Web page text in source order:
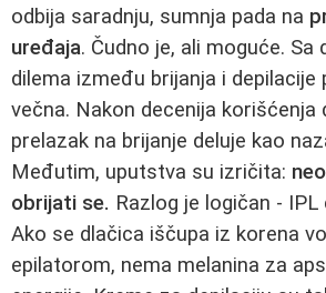
odbija saradnju, sumnja pada na
uređaja. Čudno je, ali moguće. Sa
dilema između brijanja i depilacije
večna. Nakon decenija korišćenja
prelazak na brijanje deluje kao
Međutim, uputstva su izričita:
obrijati se. Razlog je logičan -
Ako se dlačica iščupa iz korena
epilatorom, nema melanina za